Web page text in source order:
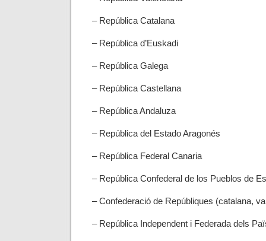
– República Catalana
– República d’Euskadi
– República Galega
– República Castellana
– República Andaluza
– República del Estado Aragonés
– República Federal Canaria
– República Confederal de los Pueblos de
– Confederació de Repúbliques (catalana,
– República Independent i Federada dels